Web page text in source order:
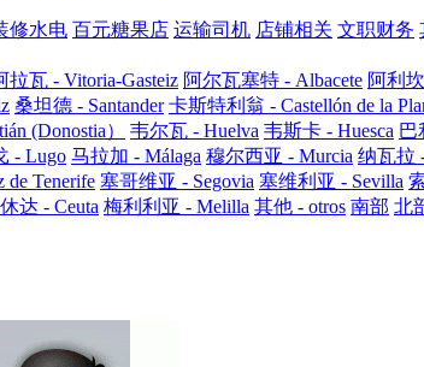
修水电 百元糖果店 运输司机 店铺相关 文职财务
拉瓦 - Vitoria-Gasteiz 阿尔瓦塞特 - Albacete 阿利
桑坦德 - Santander 卡斯特利翁 - Castellón de la
(Donostia） 韦尔瓦 - Huelva 韦斯卡 - Huesca 巴
- Lugo 马拉加 - Málaga 穆尔西亚 - Murcia 纳瓦拉
Tenerife 塞哥维亚 - Segovia 塞维利亚 - Sevilla
休达 - Ceuta 梅利利亚 - Melilla 其他 - otros 南部 北